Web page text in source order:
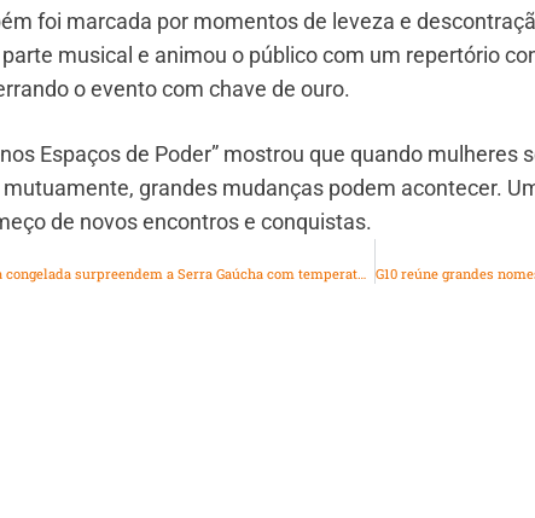
foi marcada por momentos de leveza e
musical e animou o público com um repertório
o evento com chave de ouro.
Espaços de Poder” mostrou que quando mulheres
grandes mudanças podem acontecer.
de novos encontros e conquistas.
Neve e chuva congelada surpreendem a Serra Gaúcha com temperaturas próximas de 0°C